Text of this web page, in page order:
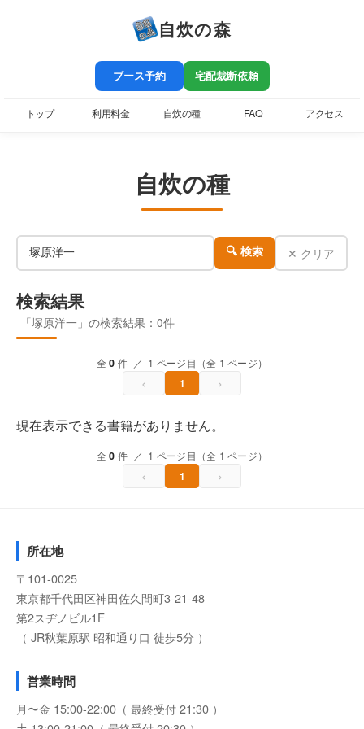
自炊の森
ブース予約 宅配裁断依頼
トップ 利用料金 自炊の種 FAQ アクセス
自炊の種
🔍 検索 ✕ クリア
検索結果
「塚原洋一」の検索結果：0件
全0 件 ／ 1 ページ目（全 1 ページ）
‹ 1 ›
現在表示できる書籍がありません。
全0 件 ／ 1 ページ目（全 1 ページ）
‹ 1 ›
所在地
〒101-0025
東京都千代田区神田佐久間町3-21-48
第2スヂノビル1F
（ JR秋葉原駅 昭和通り口 徒歩5分 ）
営業時間
月〜金 15:00-22:00（ 最終受付 21:30 ）